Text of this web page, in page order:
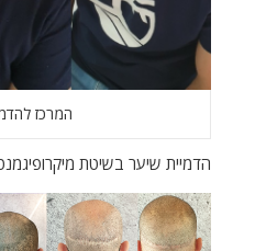
המרכז
הדמיית שיער בשיטת